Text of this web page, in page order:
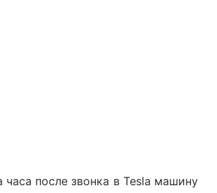
часа после звонка в Tesla машину